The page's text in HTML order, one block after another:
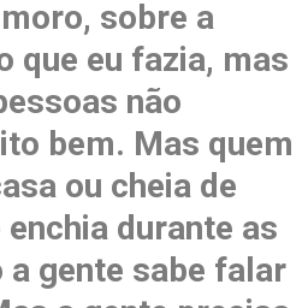
sobre a
que eu fazia, mas
não
bem. Mas quem
ou cheia de
durante as
a gente sabe falar